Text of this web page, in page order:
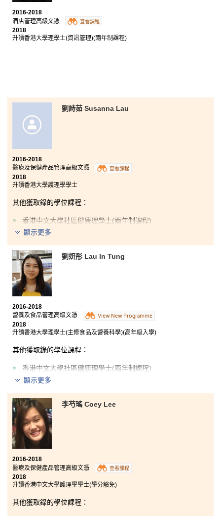
2016-2018
酒店管理高級文憑
查看課程
2018
升讀香港大學理學士(資訊管理)(兩年制課程)
劉詩茹 Susanna Lau
2016-2018
醫療及保健產品管理高級文憑
查看課程
2018
升讀香港大學護理學學士
其他獲取錄的學位課程：
香港中文大學社區健康理學士(兩年制課程)
書院課程的內容涵蓋了解剖學和病理生理學等許多有用
的製藥科學知識，能讓我好好裝備自己。更重要是書院
講師除了在學習和升學上提供寶貴的建議之外，他們還
安排不少的課外活動，例如參觀養老院和實習機會等，
都是我無法從中學生活中獲得的寶貴經驗。
顯示更多
劉妍彤 Lau In Tung
2016-2018
營養及食品管理高級文憑
View New Programme
2018
升讀香港大學理學士(主修食品及營養科學)(高年級入學)
其他獲取錄的學位課程：
香港中文大學社區健康理學士(兩年制課程)
香港中文大學自然科學理學士(兩年制課程)
香港理工大學食品科技與食物安全(榮譽)理學士學位(高年
級入學)
香港城市大學理學士(應用生物學)(高年級入學)
顯示更多
李芍瑤 Coey Lee
2016-2018
醫療及保健產品管理高級文憑
查看課程
2018
升讀香港中文大學護理學學士(學分豁免)
其他獲取錄的學位課程：